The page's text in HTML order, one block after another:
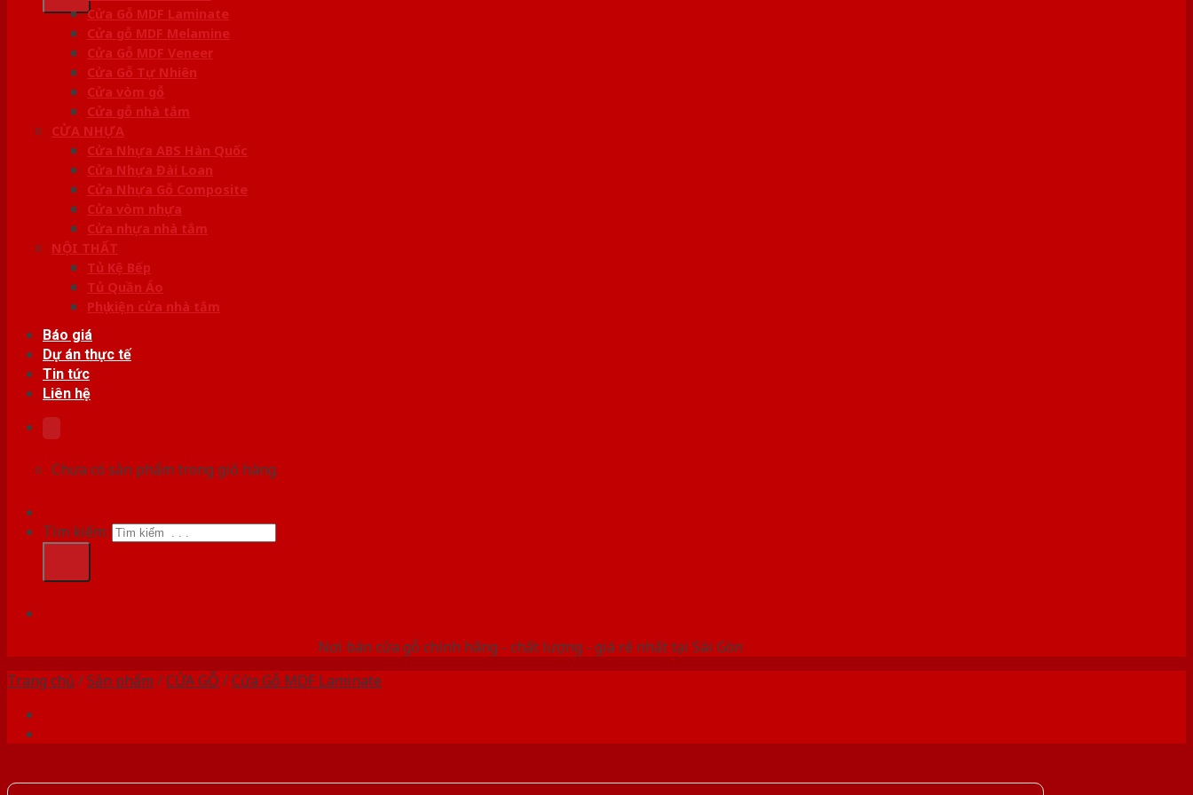
Cửa Gỗ MDF Laminate
Cửa gỗ MDF Melamine
Cửa Gỗ MDF Veneer
Cửa Gỗ Tự Nhiên
Cửa vòm gỗ
Cửa gỗ nhà tắm
CỬA NHỰA
Cửa Nhựa ABS Hàn Quốc
Cửa Nhựa Đài Loan
Cửa Nhựa Gỗ Composite
Cửa vòm nhựa
Cửa nhựa nhà tắm
NỘI THẤT
Tủ Kệ Bếp
Tủ Quần Áo
Phụ kiện cửa nhà tắm
Báo giá
Dự án thực tế
Tin tức
Liên hệ
Chưa có sản phẩm trong giỏ hàng.
Tìm kiếm:
Nơi bán cửa gỗ chính hãng - chất lượng - giá rẻ nhất tại Sài Gòn
Trang chủ /Sản phẩm /CỬA GỖ /Cửa Gỗ MDF Laminate